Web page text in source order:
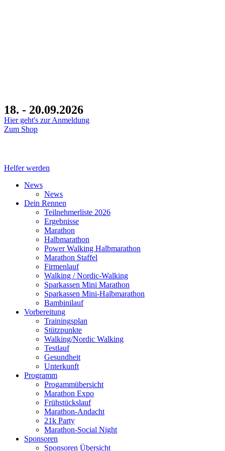
18. - 20.09.2026
Hier geht's zur Anmeldung
Zum Shop
Helfer werden
News
News
Dein Rennen
Teilnehmerliste 2026
Ergebnisse
Marathon
Halbmarathon
Power Walking Halbmarathon
Marathon Staffel
Firmenlauf
Walking / Nordic-Walking
Sparkassen Mini Marathon
Sparkassen Mini-Halbmarathon
Bambinilauf
Vorbereitung
Trainingsplan
Stützpunkte
Walking/Nordic Walking
Testlauf
Gesundheit
Unterkunft
Programm
Progammübersicht
Marathon Expo
Frühstückslauf
Marathon-Andacht
21k Party
Marathon-Social Night
Sponsoren
Sponsoren Übersicht